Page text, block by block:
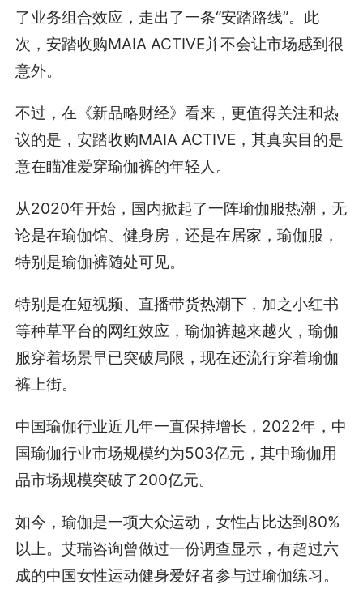
了业务组合效应，走出了一条“安踏路线”。此
次，安踏收购MAIA ACTIVE并不会让市场感到很
意外。
不过，在《新品略财经》看来，更值得关注和热
议的是，安踏收购MAIA ACTIVE，其真实目的是
意在瞄准爱穿瑜伽裤的年轻人。
从2020年开始，国内掀起了一阵瑜伽服热潮，无
论是在瑜伽馆、健身房，还是在居家，瑜伽服，
特别是瑜伽裤随处可见。
特别是在短视频、直播带货热潮下，加之小红书
等种草平台的网红效应，瑜伽裤越来越火，瑜伽
服穿着场景早已突破局限，现在还流行穿着瑜伽
裤上街。
中国瑜伽行业近几年一直保持增长，2022年，中
国瑜伽行业市场规模约为503亿元，其中瑜伽用
品市场规模突破了200亿元。
如今，瑜伽是一项大众运动，女性占比达到80%
以上。艾瑞咨询曾做过一份调查显示，有超过六
成的中国女性运动健身爱好者参与过瑜伽练习。